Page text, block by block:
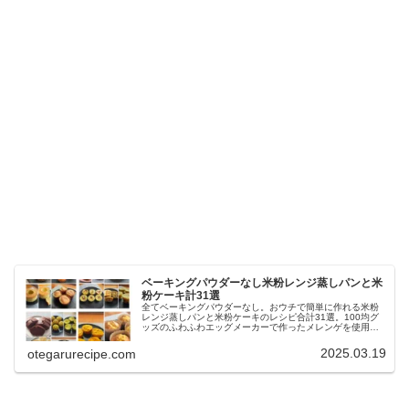
ベーキングパウダーなし米粉レンジ蒸しパンと米
粉ケーキ計31選
全てベーキングパウダーなし。おウチで簡単に作れる米粉
レンジ蒸しパンと米粉ケーキのレシピ合計31選。100均グ
ッズのふわふわエッグメーカーで作ったメレンゲを使用し
ーキ、簡単米粉シフォンケーキなどの作り方を紹介してい
otegarurecipe.com 2025.03.19